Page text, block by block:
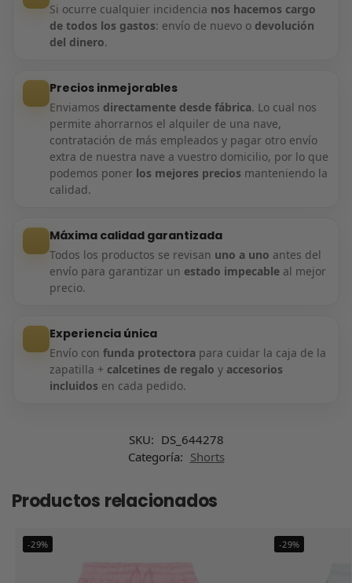
Si ocurre cualquier incidencia nos hacemos cargo
de todos los gastos: envío de nuevo o devolución
del dinero.
Precios inmejorables
Enviamos directamente desde fábrica. Lo cual nos
permite ahorrarnos el alquiler de una nave,
contratación de más empleados y pagar otro envío
extra de nuestra nave a vuestro domicilio, por lo que
podemos poner los mejores precios manteniendo la
calidad.
Máxima calidad garantizada
Todos los productos se revisan uno a uno antes del
envío para garantizar un estado impecableal mejor
precio.
Experiencia única
Envío con funda protectorapara cuidar la caja de la
zapatilla + calcetines de regalo y accesorios
incluidos en cada pedido.
SKU: DS_644278
Categoría: Shorts
Productos relacionados
-29% -29%